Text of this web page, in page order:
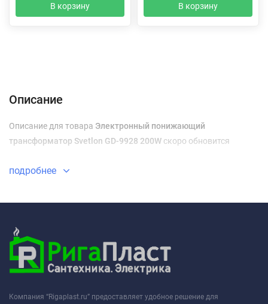
В корзину В корзину
Описание
Описание для товара Электронный понижающий
трансформатор Svetlon GD-9928 200W скоро обновится
подробнее
Компания “Rigaplast.ru” предоставляет удобное решение для